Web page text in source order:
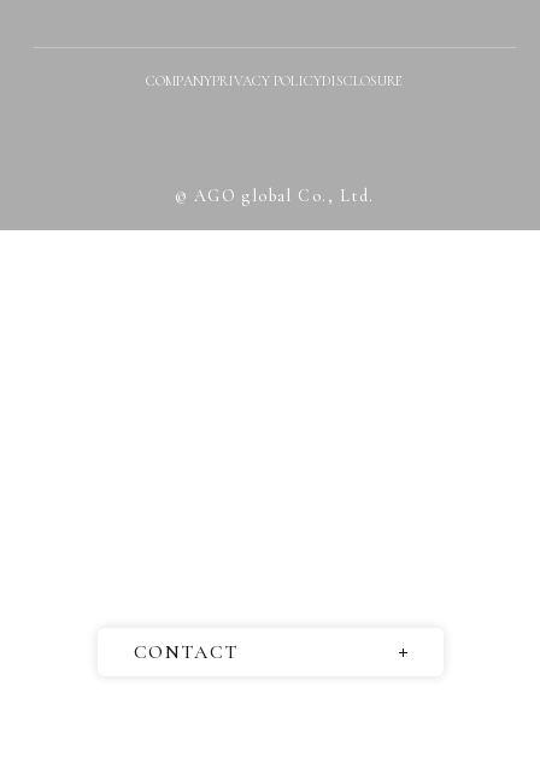
CONTACT
COMPANYPRIVACY POLICYDISCLOSURE
© AGO global Co., Ltd.